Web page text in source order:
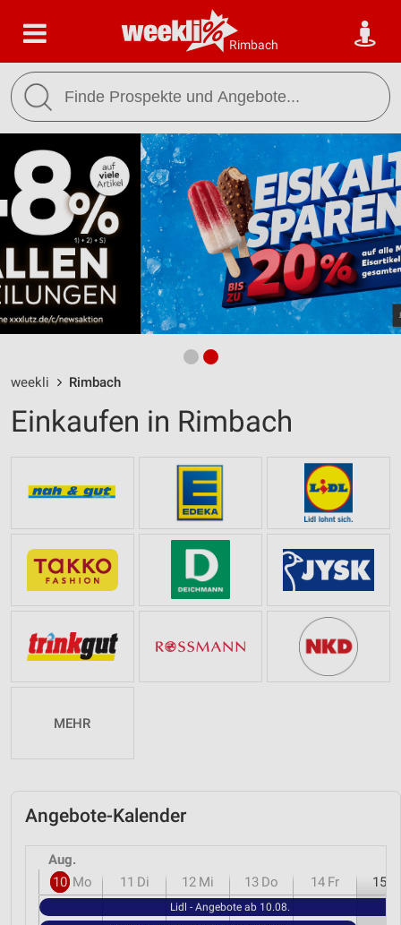
Rimbach
weekli Rimbach
Einkaufen in Rimbach
MEHR
Angebote-Kalender
Aug.
10 Mo 11 Di 12 Mi 13 Do 14 Fr 15
Lidl - Angebote ab 10.08.